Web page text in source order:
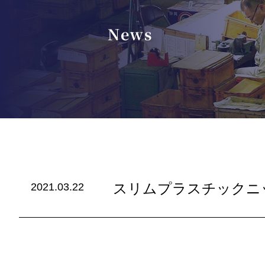
News
2021.03.22 スリムプラスチックニ